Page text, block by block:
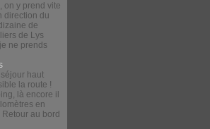
on y prend vite
direction du
de
de Lys
ne prends
haut
la route !
là encore il
en
au bord